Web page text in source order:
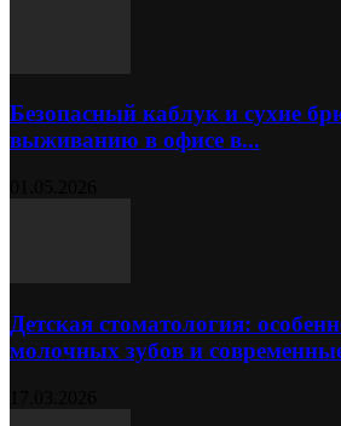
Безопасный каблук и сухие
выживанию в офисе в...
Детская стоматология:
молочных зубов и